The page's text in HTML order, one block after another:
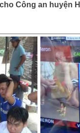
Công an huyện